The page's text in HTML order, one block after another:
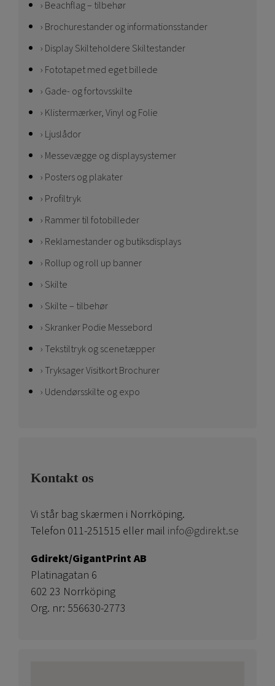
Beachflag – tilbehør
Brochurestander og informationsstander
Display Skilteholdere Skiltestander
Fototapet med eget billede
Gade- og fortovsskilte
Klistermærker, Vinyl og Folie
Ljuslådor
Messevægge og displaysystemer
Posters og plakater
Profiltryk
Rammer til fotobilleder
Reklamestander og butiksdisplays
Rollup og roll up banner
Skilte
Skilte – tilbehør
Skranker Podie Messebord
Tekstiltryk og scenetæpper
Tryksager Visitkort Brochurer
Udendørsskilte og expo
Kontakt os
Vi står bag skærmen i Norrköping.
Telefon 011-251515 eller mail info@gdirekt.se
Gdirekt/GigantPrint AB
Platinagatan 6
602 23 Norrköping
Org. nr: 556630-2773